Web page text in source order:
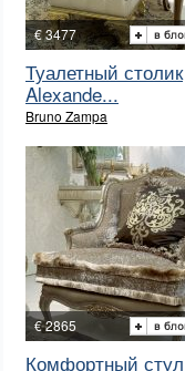
€ 3477
Туалетный столик
Alexande...
Bruno Zampa
€ 2865
Комфортный стул